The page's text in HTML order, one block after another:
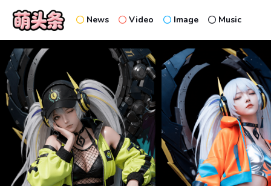
News Video Image Music